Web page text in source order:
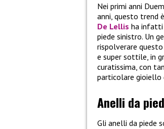
Nei primi anni
anni, questo trend
De Lellis ha infatti
piede sinistro. Un
rispolverare
e super sottile, in
curatissima, con
particolare gioiello
Anelli da
Gli anelli da piede